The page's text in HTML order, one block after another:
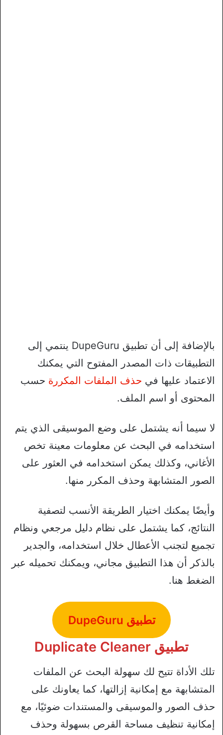
بالإضافة إلى أن تطبيق DupeGuru ينتمي إلى
التطبيقات ذات المصدر المفتوح التي يمكنك
الاعتماد عليها في حذف الملفات المكررة حسب
المحتوى أو اسم الملف.
لا سيما أنه يشتمل على وضع الموسيقى الذي يتم
استخدامه في البحث عن معلومات معينة تخص
الأغاني، وكذلك يمكن استخدامه في العثور على
الصور المتشابهة وحذف المكرر منها.
وأيضًا يمكنك اختيار الطريقة الأنسب لتصفية
النتائج، كما يشتمل على نظام دليل مرجعي ونظام
تجميع لتجنب الأعطال خلال استخدامه، والجدير
بالذكر أن هذا التطبيق مجاني، ويمكنك تحميله عبر
الضغط هنا.
تطبيق DupeGuru
تطبيق Duplicate Cleaner
تلك الأداة تتيح لك سهولة البحث عن الملفات
المتشابهة مع إمكانية إزالتها، كما يعاونك على
حذف الصور والموسيقى والمستندات ضوئيًا، مع
إمكانية تنظيف مساحة القرص بسهولة وحذف